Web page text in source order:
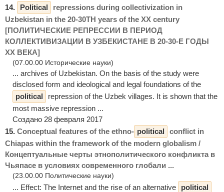
14.
Political
repressions during collectivization in
Uzbekistan in the 20-30TH years of the XX century
[ПОЛИТИЧЕСКИЕ РЕПРЕССИИ В ПЕРИОД
КОЛЛЕКТИВИЗАЦИИ В УЗБЕКИСТАНЕ В 20-30-Е ГОДЫ
ХХ ВЕКА]
(07.00.00 Исторические науки)
... archives of Uzbekistan. On the basis of the study were
disclosed form and ideological and legal foundations of the
political
repression of the Uzbek villages. It is shown that the
most massive repression ...
Создано 28 февраля 2017
15. Conceptual features of the ethno- political conflict in
Chiapas within the framework of the modern globalism /
Концептуальные черты этнополитического конфликта в
Чьяпасе в условиях современного глобали ...
(23.00.00 Политические науки)
... Effect: The Internet and the rise of an alternative
political